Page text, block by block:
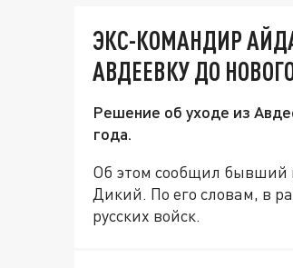
ЭКС-КОМАНДИР
АВДЕЕВКУ ДО
Решение об уходе из
года.
Об этом сообщил бывший
Дикий. По его словам, в
русских войск.